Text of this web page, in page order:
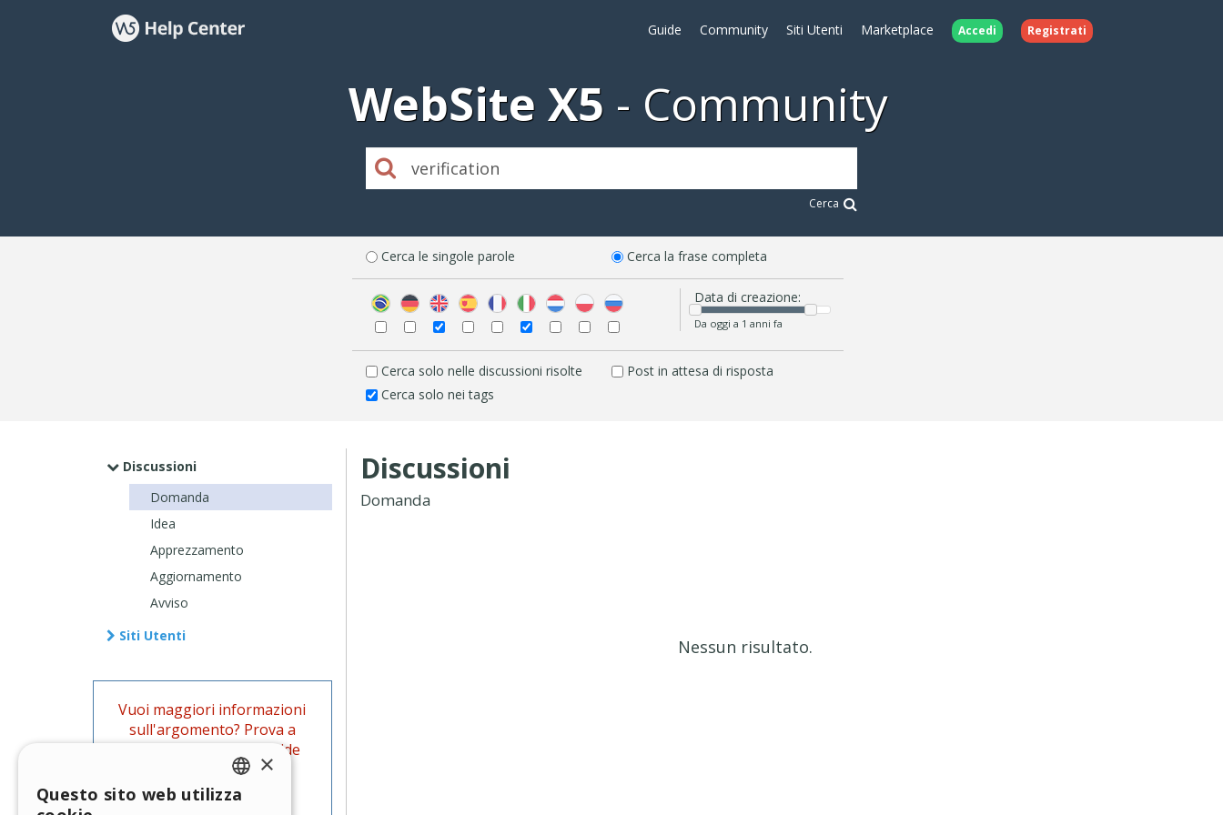
Guide Community Siti Utenti Marketplace Accedi Registrati
WebSite X5 Community
Cerca
Cerca le singole parole Cerca la frase completa
Data di creazione:
Da oggi a 1 anni fa
Cerca solo nelle discussioni risolte
Post in attesa di risposta
Cerca solo nei tags
Discussioni
Domanda
Idea
Apprezzamento
Aggiornamento
Avviso
Siti Utenti
Vuoi maggiori informazioni
sull'argomento? Prova a
cercare anche tra le Guide
ufficiali di WebSite X5.
Vai alle Guide
Discussioni
Domanda
Nessun risultato.
ENGLISH
×
Questo sito web utilizza